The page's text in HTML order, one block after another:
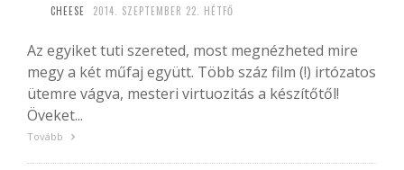
CHEESE 2014. SZEPTEMBER 22. HÉTFŐ
Az egyiket tuti szereted, most megnézheted mire
megy a két műfaj együtt. Több száz film (!) irtózatos
ütemre vágva, mesteri virtuozitás a készítőtől!
Öveket...
Tovább